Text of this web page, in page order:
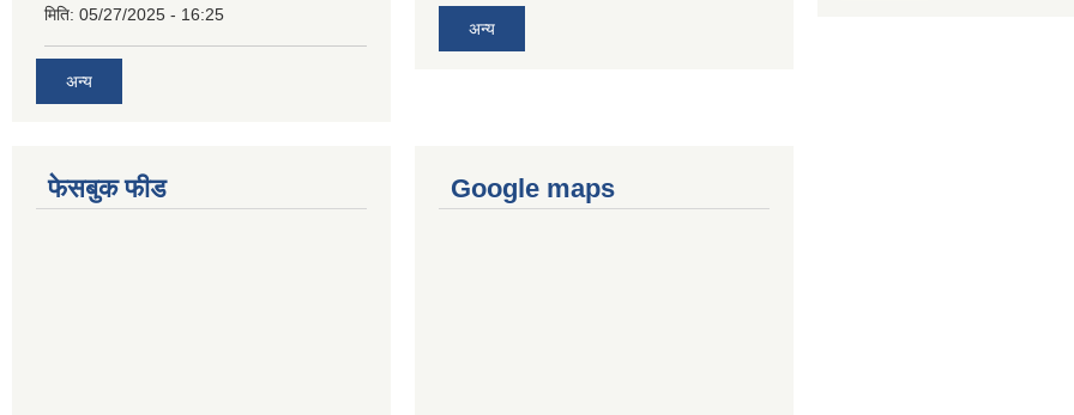
मिति: 05/27/2025 - 16:25
अन्य
अन्य
फेसबुक फीड Google maps